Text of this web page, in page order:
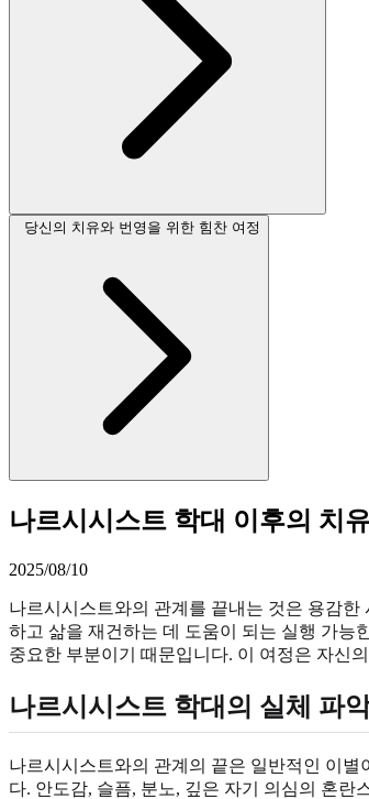
당신의 치유와 번영을 위한 힘찬 여정
나르시시스트 학대 이후의 치
2025/08/10
나르시시스트와의 관계를 끝내는 것은 용감
하고 삶을 재건하는 데 도움이 되는 실행 가능
중요한 부분이기 때문입니다. 이 여정은 자신
나르시시스트 학대의 실체 파악
나르시시스트와의 관계의 끝은 일반적인 이
다. 안도감, 슬픔, 분노, 깊은 자기 의심의 혼